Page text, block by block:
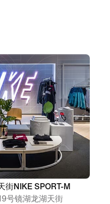
街NIKE SPORT-M
号镜湖龙湖天街